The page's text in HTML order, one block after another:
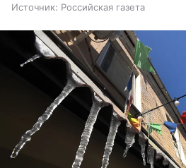
Источник: Российская газета